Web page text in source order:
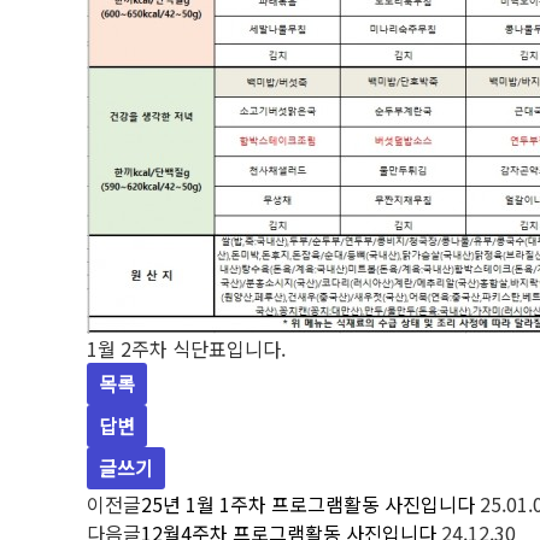
1월 2주차 식단표입니다.
목록
답변
글쓰기
이전글25년 1월 1주차 프로그램활동 사진입니다
다음글12월4주차 프로그램활동 사진입니다 24.12.30